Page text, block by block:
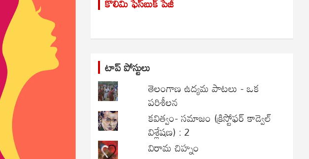
c
టాప్ పోస్టులు
తెలంగాణ ఉద్యమ పాటలు - ఒక
పరిశీలన
కవిత్వం- సమాజం (క్రిస్టోఫర్ కాడ్వెల్
విశ్లేషణ) : 2
విరామ చిహ్నం